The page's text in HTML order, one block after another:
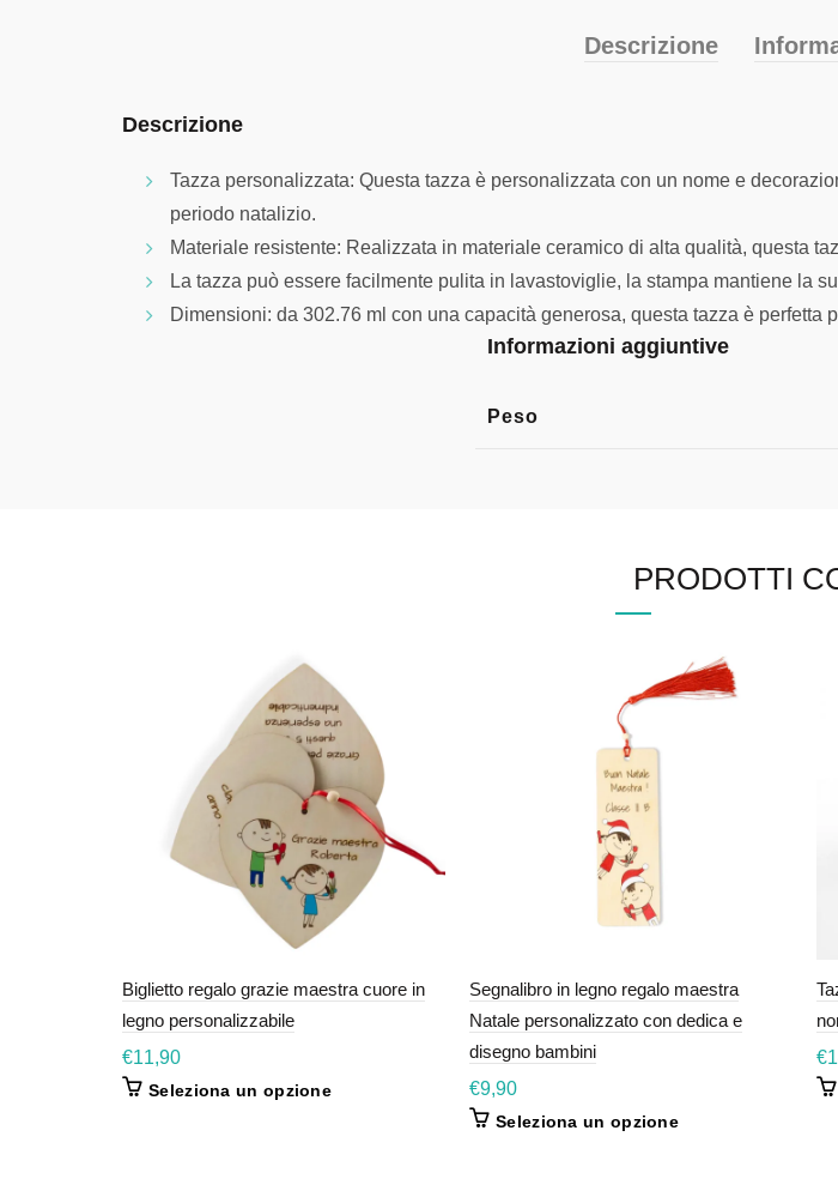
Descrizione
Descrizione
Tazza personalizzata: Questa tazza è personalizzata con un nome e
periodo natalizio.
Materiale resistente: Realizzata in materiale ceramico di alta qualità, questa
La tazza può essere facilmente pulita in lavastoviglie, la stampa mantiene la
Dimensioni: da 302.76 ml con una capacità generosa, questa tazza è perfetta
Informazioni aggiuntive
Peso
PRODOTTI
Biglietto regalo grazie maestra cuore in
legno personalizzabile
€11,90
Seleziona un opzione
Segnalibro in legno regalo maestra
Natale personalizzato con dedica e
disegno bambini
€9,90
Seleziona un opzioneQuesto
€